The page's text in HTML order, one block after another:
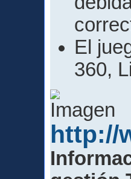
El
360,
http://